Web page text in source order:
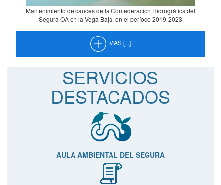
Mantenimiento de cauces de la Confederación Hidrográfica del
Segura OA en la Vega Baja, en el período 2019-2023
MÁS [...]
SERVICIOS
DESTACADOS
AULA AMBIENTAL DEL SEGURA